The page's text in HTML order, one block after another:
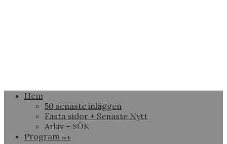
Hem
50 senaste inläggen
Fasta sidor + Senaste Nytt
Arkiv – SÖK
Program och